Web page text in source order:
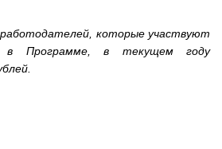
которые участвуют
в Программе, в текущем году